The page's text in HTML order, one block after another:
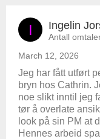
I Ingelin
Antall
March 12, 2026
Jeg har fått utført
bryn hos Cathrin.
noe slikt inntil jeg
tør å overlate
look på sin PM at
Hennes arbeid